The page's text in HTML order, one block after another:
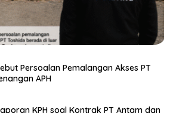
Persoalan Pemalangan Akses PT
APH
KPH soal Kontrak PT Antam dan